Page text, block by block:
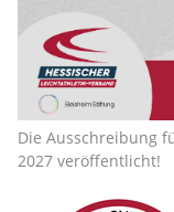
Die Ausschreibung
2027 veröffentlicht!